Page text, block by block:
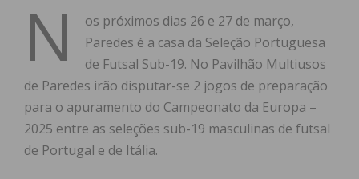
N
os próximos dias 26 e 27 de março,
Paredes é a casa da Seleção Portuguesa
de Futsal Sub-19. No Pavilhão Multiusos
de Paredes irão disputar-se 2 jogos de preparação
para o apuramento do Campeonato da Europa –
2025 entre as seleções sub-19 masculinas de futsal
de Portugal e de Itália.